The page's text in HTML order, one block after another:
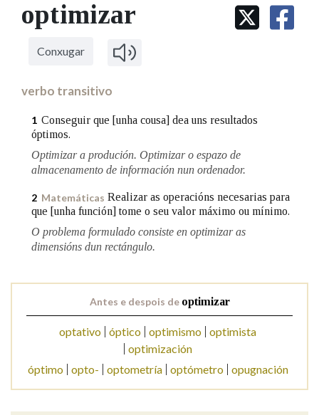
IDENTIDADE CORPORATIVA
MARCIAL DEL ADALID
FIGURAS HOMENAXEADAS
Facebook
TwitterYoutubeInstagram
Bluesky
BUSCAR NOS LEMAS
Comeza por
Contén
BUSCAR NO CONTIDO
Nas definicións
optimizar
Conxugar
verbo transitivo
1 Conseguir que [unha cousa] dea uns resultados
óptimos.
Optimizar a produción. Optimizar o espazo de
almacenamento de información nun ordenador.
2 Matemáticas Realizar as operacións necesarias para
que [unha función] tome o seu valor máximo ou mínimo.
O problema formulado consiste en optimizar as
dimensións dun rectángulo.
Antes e despois de optimizar
optativo óptico optimismo optimista
optimización
óptimo
opto- optometría optómetro opugnación